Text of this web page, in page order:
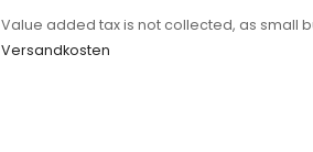
Value added tax is not collected, as small
Versandkosten